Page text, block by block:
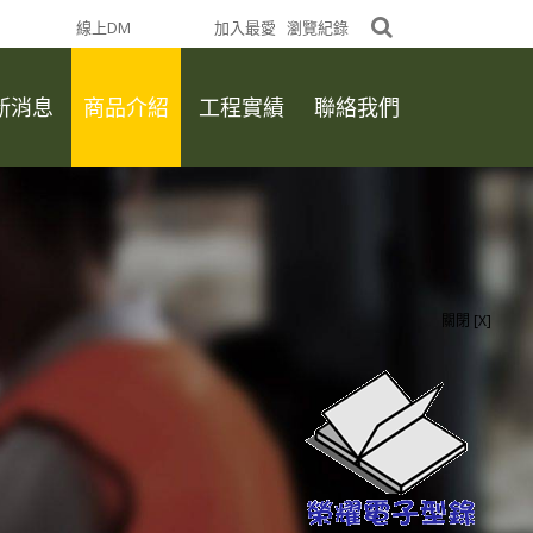
線上DM 加入最愛 瀏覽紀錄
消息 商品介紹 工程實績 聯絡我們
關閉 [X]